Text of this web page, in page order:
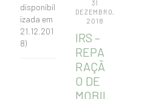
disponibil
izada em
21.12.201
8)
31
DEZEMBRO,
2018
IRS –
REPA
RAÇÃ
O DE
MOBIL